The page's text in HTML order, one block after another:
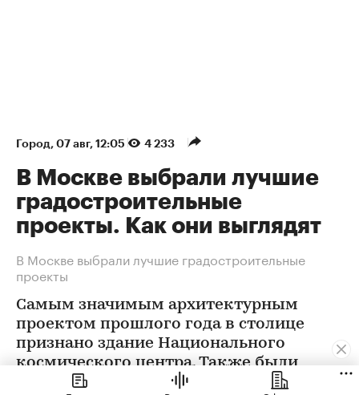
Город 07 авг, 12:05 4 233
В Москве выбрали лучшие
градостроительные
проекты. Как они выглядят
В Москве выбрали лучшие градостроительные
проекты
Самым значимым архитектурным
проектом прошлого года в столице
признано здание Национального
космического центра. Также были
определены победители еще в 12